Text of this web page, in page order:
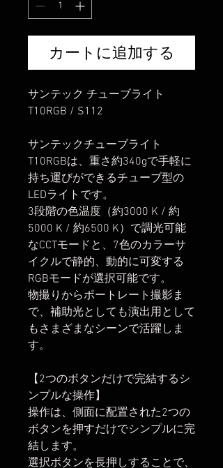
カートに追加する
サンテック チューブライト
T10RGB / S112
サンテックチューブライト
T10RGBは、重さ約340gで手軽に
持ち運びができるチューブ型の
LEDライトです。
3段階の色温度（約3000 K / 約
5000 K / 約6500 K）で調光可能
なCCTモードと、7色のカラーサ
イクルで静的、動的に可変する
RGBモードが選択可能です。
物撮りからポートレート撮影ま
で、補助光としても演出用として
もさまざまなシーンで活躍しま
す。
【2つのボタンだけで完結するシ
ンプルな操作】
操作は、側面に配置された2つの
ボタンを押すだけでシンプルに完
結します。
選択ボタンを長押しすることで、